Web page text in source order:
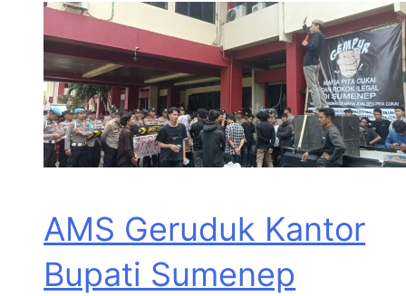
AMS Geruduk Kantor
Bupati Sumenep